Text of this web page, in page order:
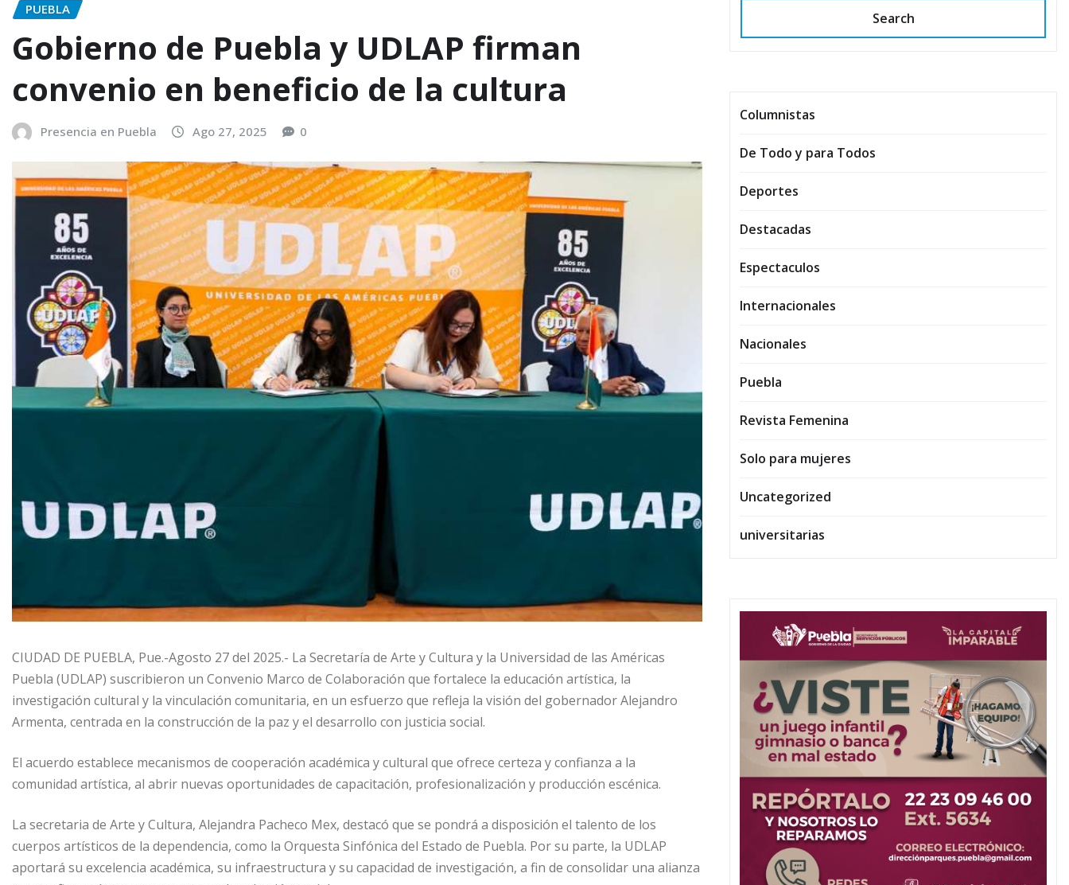
PUEBLA
Gobierno de Puebla y UDLAP firman
convenio en beneficio de la cultura
Presencia en Puebla Ago 27, 2025 0
CIUDAD DE PUEBLA, Pue.-Agosto 27 del 2025.- La Secretaría de Arte y Cultura y la Universidad de las Américas
Puebla (UDLAP) suscribieron un Convenio Marco de Colaboración que fortalece la educación artística, la
investigación cultural y la vinculación comunitaria, en un esfuerzo que refleja la visión del gobernador Alejandro
Armenta, centrada en la construcción de la paz y el desarrollo con justicia social.
El acuerdo establece mecanismos de cooperación académica y cultural que ofrece certeza y confianza a la
comunidad artística, al abrir nuevas oportunidades de capacitación, profesionalización y producción escénica.
La secretaria de Arte y Cultura, Alejandra Pacheco Mex, destacó que se pondrá a disposición el talento de los
cuerpos artísticos de la dependencia, como la Orquesta Sinfónica del Estado de Puebla. Por su parte, la UDLAP
aportará su excelencia académica, su infraestructura y su capacidad de investigación, a fin de consolidar una alianza
Search
Columnistas
De Todo y para Todos
Deportes
Destacadas
Espectaculos
Internacionales
Nacionales
Puebla
Revista Femenina
Solo para mujeres
Uncategorized
universitarias